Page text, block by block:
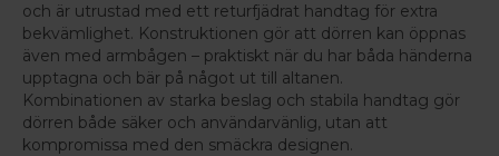
och är utrustad med ett returfjädrat handtag för extra
bekvämlighet. Konstruktionen gör att dörren kan öppnas
även med armbågen – praktiskt när du har båda händerna
upptagna och bär på något ut till altanen.
Kombinationen av starka beslag och stabila handtag gör
dörren både säker och användarvänlig, utan att
kompromissa med den smäckra designen.